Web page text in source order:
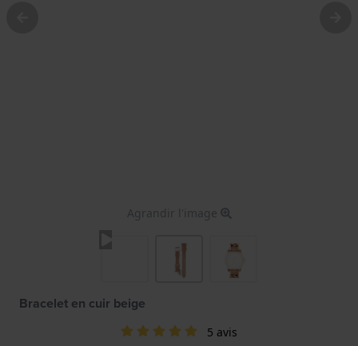
Agrandir l'image
Bracelet en cuir beige
5 avis